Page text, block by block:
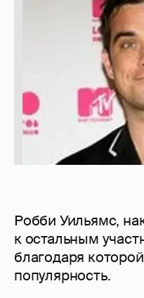
Робби Уильямс,
к остальным
благодаря
популярность.